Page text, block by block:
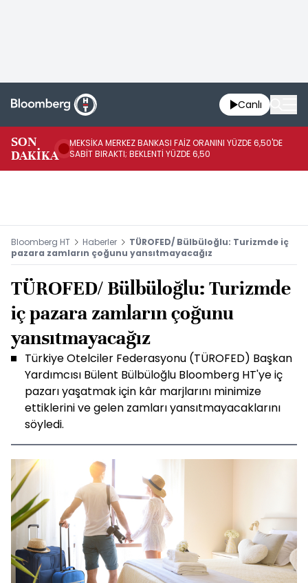
Canlı
SON
DAKİKA
MEKSİKA MERKEZ BANKASI FAİZ ORANINI YÜZDE 6,50'DE
SABİT BIRAKTI; BEKLENTİ YÜZDE 6,50
Bloomberg HT Haberler
TÜROFED/ Bülbüloğlu: Turizmde iç
pazara zamların çoğunu yansıtmayacağız
TÜROFED/ Bülbüloğlu: Turizmde
iç pazara zamların çoğunu
yansıtmayacağız
Türkiye Otelciler Federasyonu (TÜROFED) Başkan
Yardımcısı Bülent Bülbüloğlu Bloomberg HT'ye iç
pazarı yaşatmak için kâr marjlarını minimize
ettiklerini ve gelen zamları yansıtmayacaklarını
söyledi.